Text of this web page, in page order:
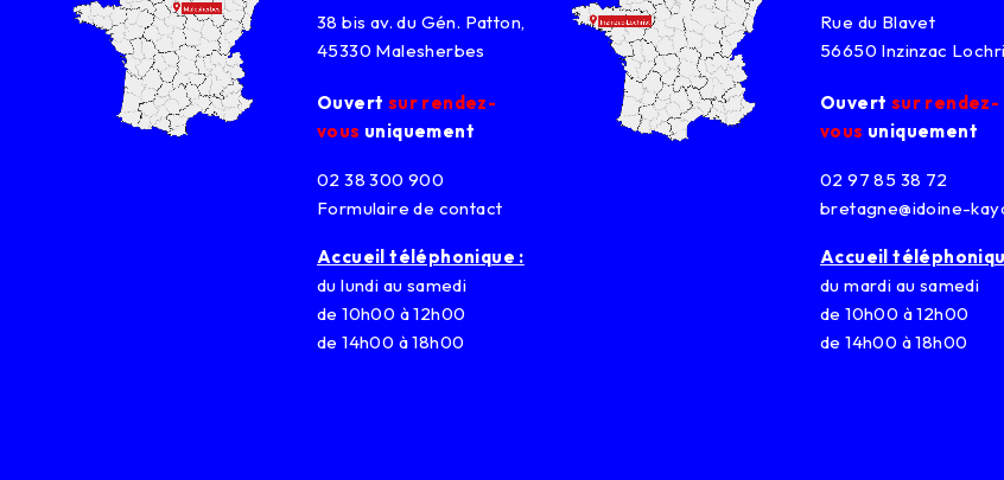
38 bis av. du Gén. Patton,
45330 Malesherbes
Ouvert sur rendez-
vous uniquement
02 38 300 900
Formulaire de contact
Accueil téléphonique :
du lundi au samedi
de 10h00 à 12h00
de 14h00 à 18h00
Rue du
56650 Inzinzac
Ouvert sur rendez-
vous uniquement
02 97 85 38 72
bretagne@idoine-
Accueil
du mardi au samedi
de 10h00 à 12h00
de 14h00 à 18h00